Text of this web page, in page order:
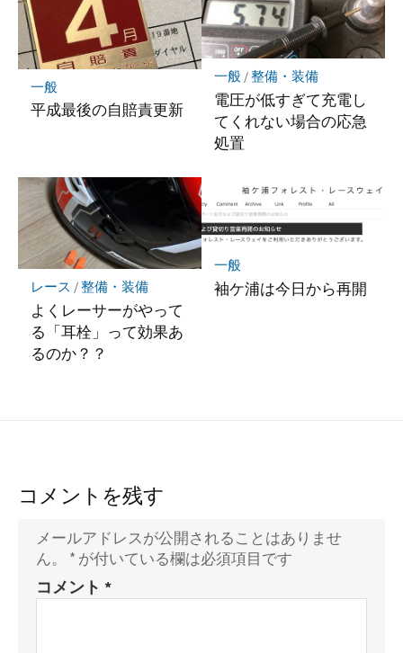
一般
平成最後の自賠責更新
一般/整備・装備
電圧が低すぎて充電し
てくれない場合の応急
処置
レース /整備・装備
よくレーサーがやって
る「耳栓」って効果あ
るのか？？
一般
袖ケ浦は今日から再開
コメントを残す
メールアドレスが公開されることはありませ
ん。
* が付いている欄は必須項目です
コメント *